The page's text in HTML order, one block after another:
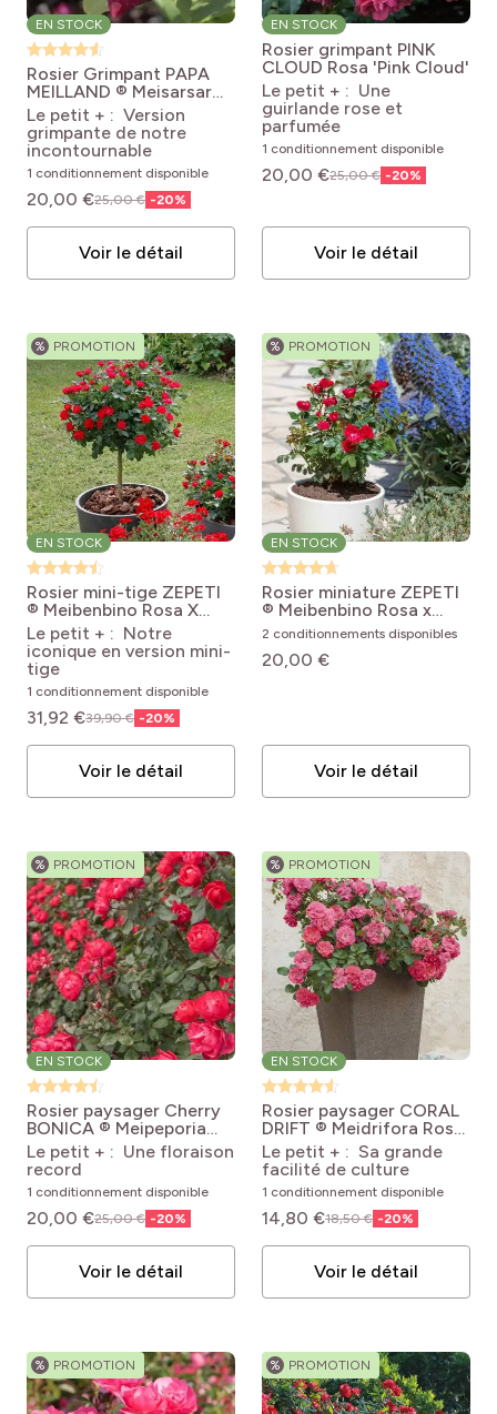
EN STOCK
Rosier Grimpant PAPA
MEILLAND ® Meisarsar
Rosa X hybrida Gpt PAPA
MEILLAND® 'Meisarsar'
Le petit + : Version
grimpante de notre
incontournable
1 conditionnement disponible
20,00 €25,00 € -20%
Voir le détail
EN STOCK
Rosier grimpant PINK
CLOUD Rosa 'Pink Cloud'
Le petit + : Une
guirlande rose et
parfumée
1 conditionnement disponible
20,00 €25,00 € -20%
Voir le détail
% PROMOTION
EN STOCK
Rosier mini-tige ZEPETI
® Meibenbino Rosa X
hybrida ZEPETI ®
Meibenbino
Le petit + : Notre
iconique en version mini-
tige
1 conditionnement disponible
31,92 €39,90 € -20%
Voir le détail
% PROMOTION
EN STOCK
Rosier miniature ZEPETI
® Meibenbino Rosa x
polyantha Zepeti ®
Meibenbino
2 conditionnements disponibles
20,00 €
Voir le détail
% PROMOTION
EN STOCK
Rosier paysager Cherry
BONICA ® Meipeporia
Rosa x polyantha Cherry
Bonica 'Meipeporia'
Le petit + : Une floraison
record
1 conditionnement disponible
20,00 €25,00 € -20%
Voir le détail
% PROMOTION
EN STOCK
Rosier paysager CORAL
DRIFT ® Meidrifora Rosa
'Meidrifora' CORAL
DRIFT®
Le petit + : Sa grande
facilité de culture
1 conditionnement disponible
14,80 €18,50 € -20%
Voir le détail
% PROMOTION % PROMOTION